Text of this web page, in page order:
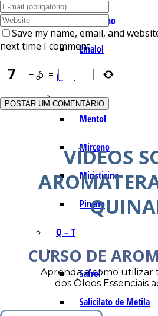
Limoneno
Linalol
M – P
Mentol
Mirceno
Miristicina
Pineno
Q – T
Safrol
Salicilato de Metila
Save my name, email, and
next time I comment.
− 6 =
VÍDEOS
CURSO DE
Aprenda a como utilizar
dos Óleos Essenciais